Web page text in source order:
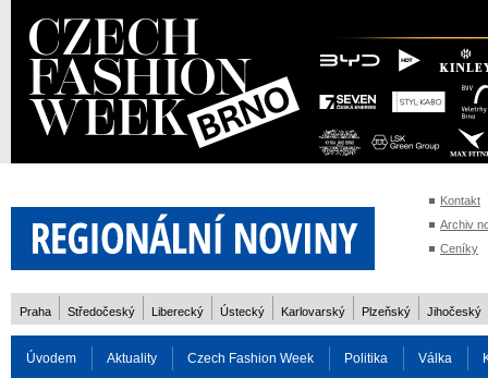
Kontakt
Archiv
Ceníky
Praha Středočeský Liberecký Ústecký Karlovarský Plzeňský Jihočeský
Úvodem Aktuality Czech Fashion Week Politika Válka